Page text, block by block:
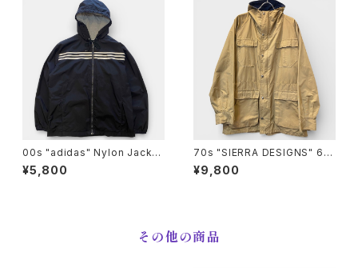
00s "adidas" Nylon Jacket
アディダス ナイロン ジャケット
[L]
¥5,800
70s "SIERRA DESIGNS" 60/
40 MOUNTAIN PARKA シエ
ラデザイン マウンテンパーカー
¥9,800
その他の商品